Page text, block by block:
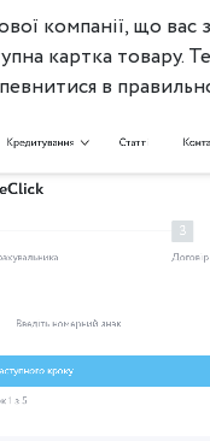
компанії, що
картка товару.
в